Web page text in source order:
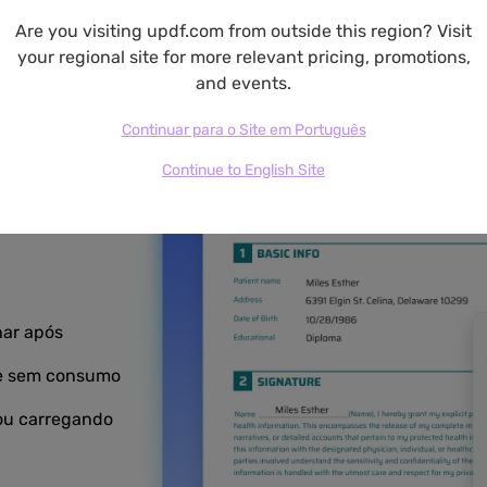
Are you visiting updf.com from outside this region? Visit
your regional site for more relevant pricing, promotions,
and events.
Continuar para o Site em Português
Continue to English Site
após
sem consumo
carregando
com um
nuvem para